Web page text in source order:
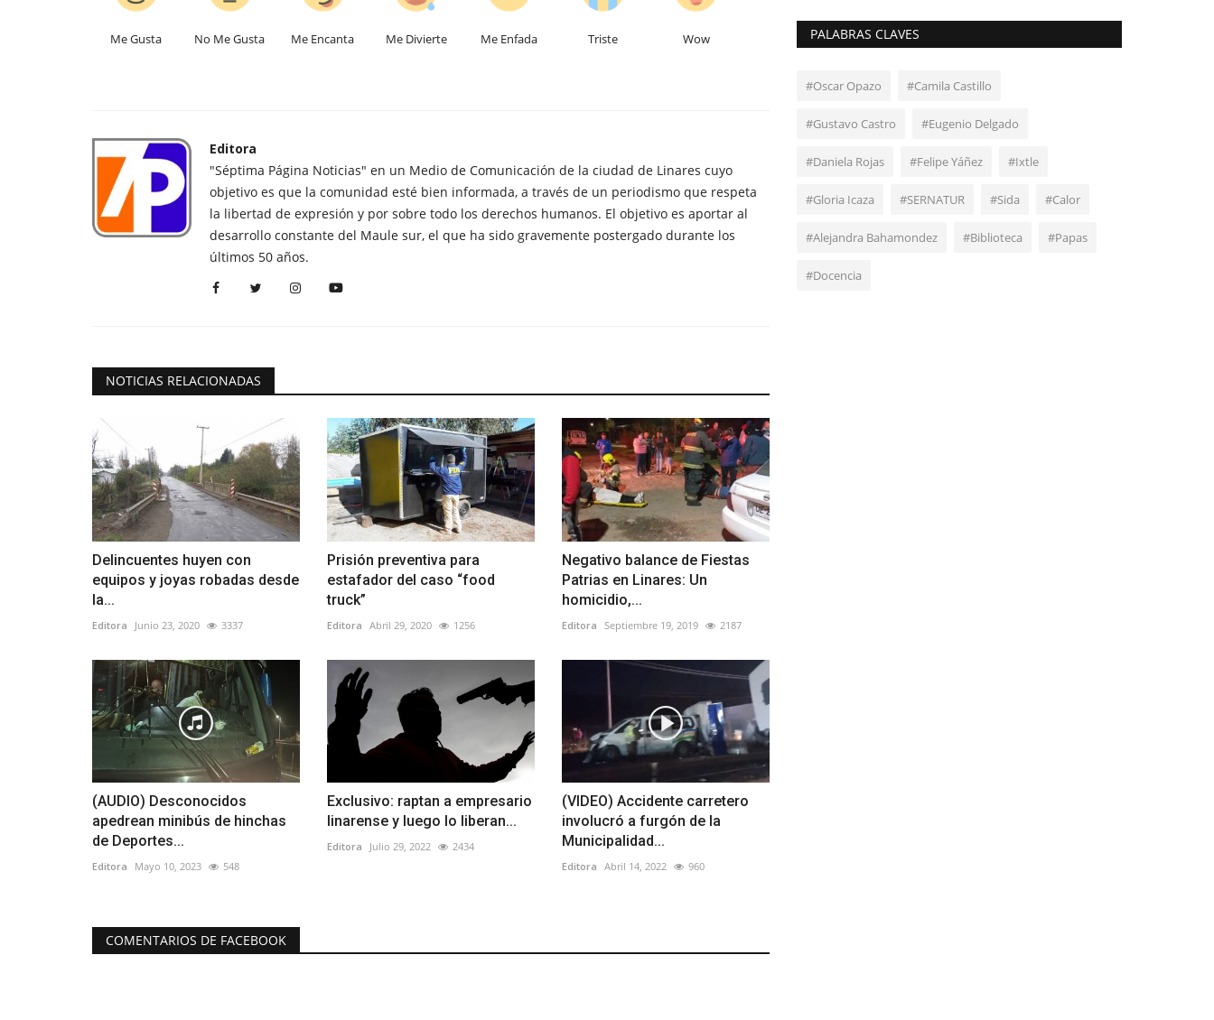
Me Gusta No Me Gusta Me Encanta Me Divierte Me Enfada Triste Wow
Editora
"Séptima Página Noticias" en un Medio de Comunicación de la ciudad de Linares cuyo
objetivo es que la comunidad esté bien informada, a través de un periodismo que respeta
la libertad de expresión y por sobre todo los derechos humanos. El objetivo es aportar al
desarrollo constante del Maule sur, el que ha sido gravemente postergado durante los
últimos 50 años.
NOTICIAS RELACIONADAS
Delincuentes huyen con
equipos y joyas robadas desde
la...
Editora Junio 23, 2020 3337
Prisión preventiva para
estafador del caso “food
truck”
Editora Abril 29, 2020 1256
Negativo balance de Fiestas
Patrias en Linares: Un
homicidio,...
Editora Septiembre 19, 2019 2187
(AUDIO) Desconocidos
apedrean minibús de hinchas
de Deportes...
Editora Mayo 10, 2023 548
Exclusivo: raptan a empresario
linarense y luego lo liberan...
Editora Julio 29, 2022 2434
(VIDEO) Accidente carretero
involucró a furgón de la
Municipalidad...
Editora Abril 14, 2022 960
COMENTARIOS DE FACEBOOK
PALABRAS CLAVES
#Oscar Opazo #Camila Castillo
#Gustavo Castro #Eugenio Delgado
#Daniela Rojas #Felipe Yáñez #Ixtle
#Gloria Icaza #SERNATUR #Sida #Calor
#Alejandra Bahamondez #Biblioteca #Papas
#Docencia